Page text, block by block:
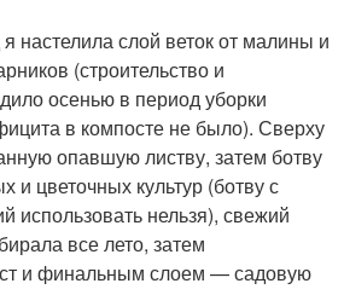
настелила слой веток от малины и
(строительство и
осенью в период уборки
в компосте не было). Сверху
опавшую листву, затем ботву
и цветочных культур (ботву с
использовать нельзя), свежий
все лето, затем
и финальным слоем — садовую